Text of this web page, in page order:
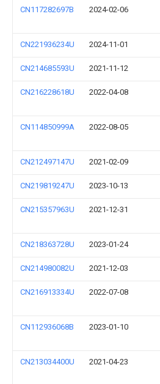
CN117282697B 2024-02-06
CN221936234U 2024-11-01
CN214685593U 2021-11-12
CN216228618U 2022-04-08
CN114850999A 2022-08-05
CN212497147U 2021-02-09
CN219819247U 2023-10-13
CN215357963U 2021-12-31
CN218363728U 2023-01-24
CN214980082U 2021-12-03
CN216913334U 2022-07-08
CN112936068B 2023-01-10
CN213034400U 2021-04-23